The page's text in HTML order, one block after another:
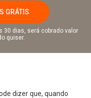
GRÁTIS
30 dias, será cobrado valor
quiser.
dizer que, quando